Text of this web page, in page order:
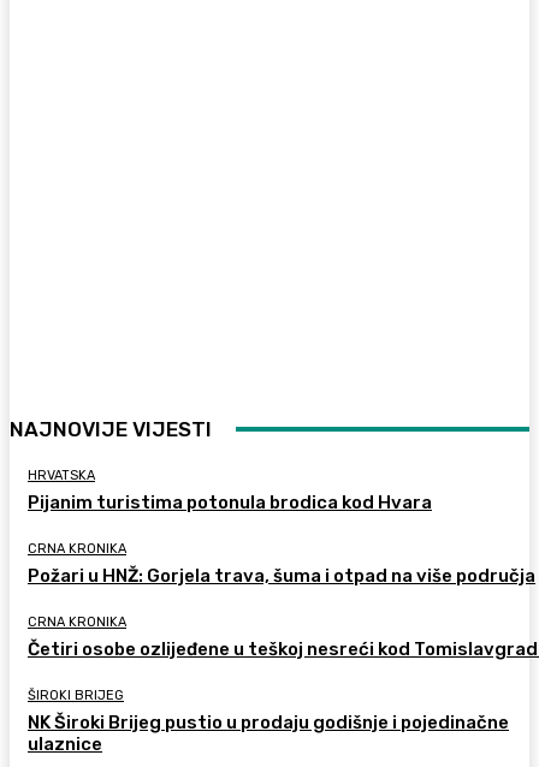
NAJNOVIJE VIJESTI
HRVATSKA
Pijanim turistima potonula brodica kod Hvara
CRNA KRONIKA
Požari u HNŽ: Gorjela trava, šuma i otpad na više područja
CRNA KRONIKA
Četiri osobe ozlijeđene u teškoj nesreći kod
ŠIROKI BRIJEG
NK Široki Brijeg pustio u prodaju godišnje i pojedinačne
ulaznice